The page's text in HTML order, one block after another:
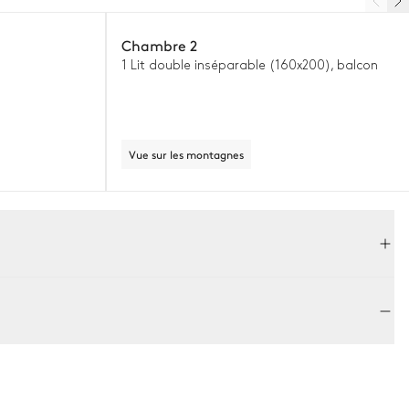
Chambre 2
1 Lit double inséparable (160x200), balcon
Vue sur les montagnes